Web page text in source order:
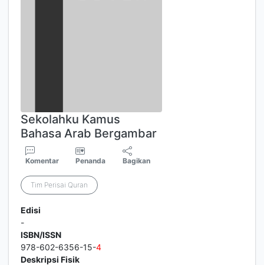
Sekolahku Kamus
Bahasa Arab Bergambar
Komentar Penanda Bagikan
Tim Perisai Quran
Edisi
-
ISBN/ISSN
978-602-6356-15-4
Deskripsi Fisik